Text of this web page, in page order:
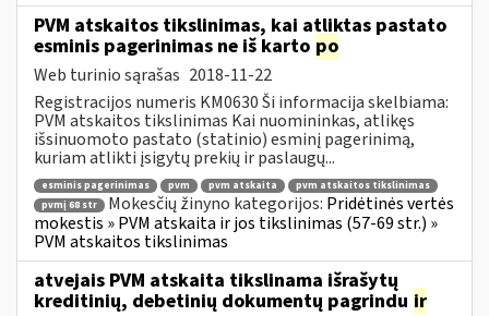
PVM atskaitos tikslinimas, kai atliktas pastato
esminis pagerinimas ne iš karto po
Web turinio sąrašas 2018-11-22
Registracijos numeris KM0630 Ši informacija skelbiama:
PVM atskaitos tikslinimas Kai nuomininkas, atlikęs
išsinuomoto pastato (statinio) esminį pagerinimą,
kuriam atlikti įsigytų prekių ir paslaugų...
esminis pagerinimas pvm pvm atskaita
pvm atskaitos tikslinimas
pvmį 68 str
Mokesčių žinyno kategorijos: Pridėtinės vertės
mokestis » PVM atskaita ir jos tikslinimas (57-69 str.) »
PVM atskaitos tikslinimas
atvejais PVM atskaita tikslinama išrašytų
kreditinių, debetinių dokumentų pagrindu ir